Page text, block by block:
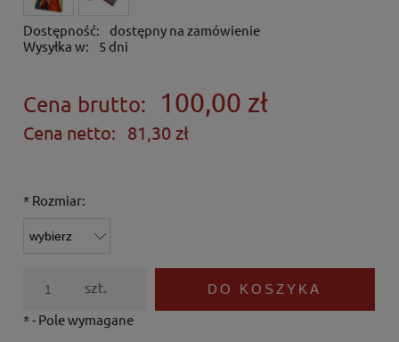
Dostępność:
dostępny na zamówienie
Wysyłka w:
5 dni
Cena brutto: 100,00 zł
Cena netto: 81,30 zł
* Rozmiar:
szt. DO KOSZYKA
*- Pole wymagane